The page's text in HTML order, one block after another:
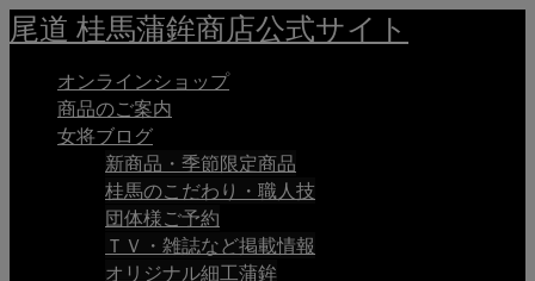
尾道 桂馬蒲鉾商店公式サイト
オンラインショップ
商品のご案内
女将ブログ
新商品・季節限定商品
桂馬のこだわり・職人技
団体様ご予約
ＴＶ・雑誌など掲載情報
オリジナル細工蒲鉾